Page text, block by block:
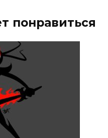
понравиться